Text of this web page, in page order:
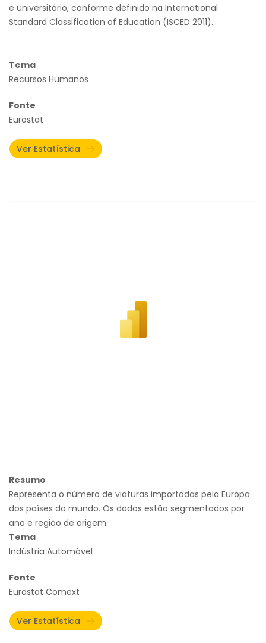
e universitário, conforme definido na International
Standard Classification of Education (ISCED 2011).
Tema
Recursos Humanos
Fonte
Eurostat
Ver Estatística
Resumo
Representa o número de viaturas importadas pela Europa
dos países do mundo. Os dados estão segmentados por
ano e região de origem.
Tema
Indústria Automóvel
Fonte
Eurostat Comext
Ver Estatística